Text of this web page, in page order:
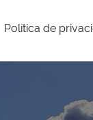
Política de